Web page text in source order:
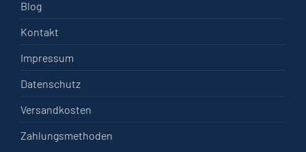
Blog
Kontakt
Impressum
Datenschutz
Versandkosten
Zahlungsmethoden